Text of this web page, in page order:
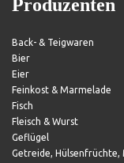
Produzenten
Back- & Teigwaren
Bier
Eier
Feinkost & Marmelade
Fisch
Fleisch & Wurst
Geflügel
Getreide, Hülsenfrüchte,